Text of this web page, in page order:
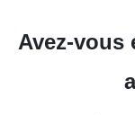
Avez-vous